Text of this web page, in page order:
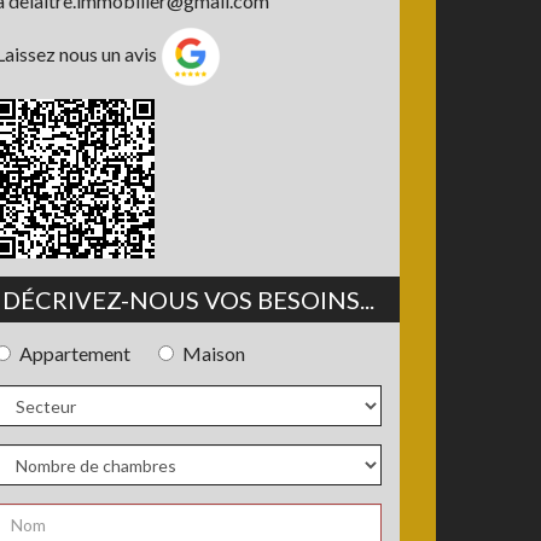
nous un avis
DÉCRIVEZ-NOUS VOS BESOINS...
Appartement
Maison